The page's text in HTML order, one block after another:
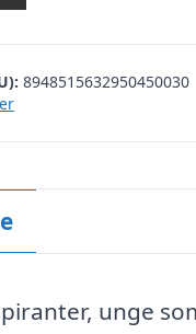
8948515632950450030
unge